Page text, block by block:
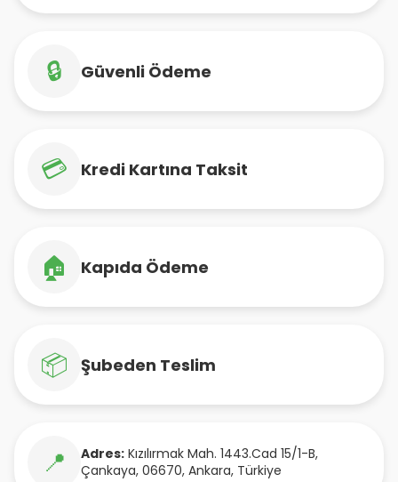
🔒 Güvenli Ödeme
💳 Kredi Kartına Taksit
🏠 Kapıda Ödeme
📦 Şubeden Teslim
📍 Adres: Kızılırmak Mah. 1443.Cad 15/1-B,
Çankaya, 06670, Ankara, Türkiye